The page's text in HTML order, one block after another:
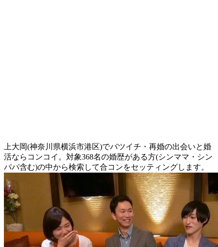
上大岡(神奈川県横浜市港区)でバツイチ・再婚の出会いと婚
活ならコンコイ。対象368名の婚歴がある方(シンママ・シン
パパ含む)の中から検索して合コンをセッティングします。